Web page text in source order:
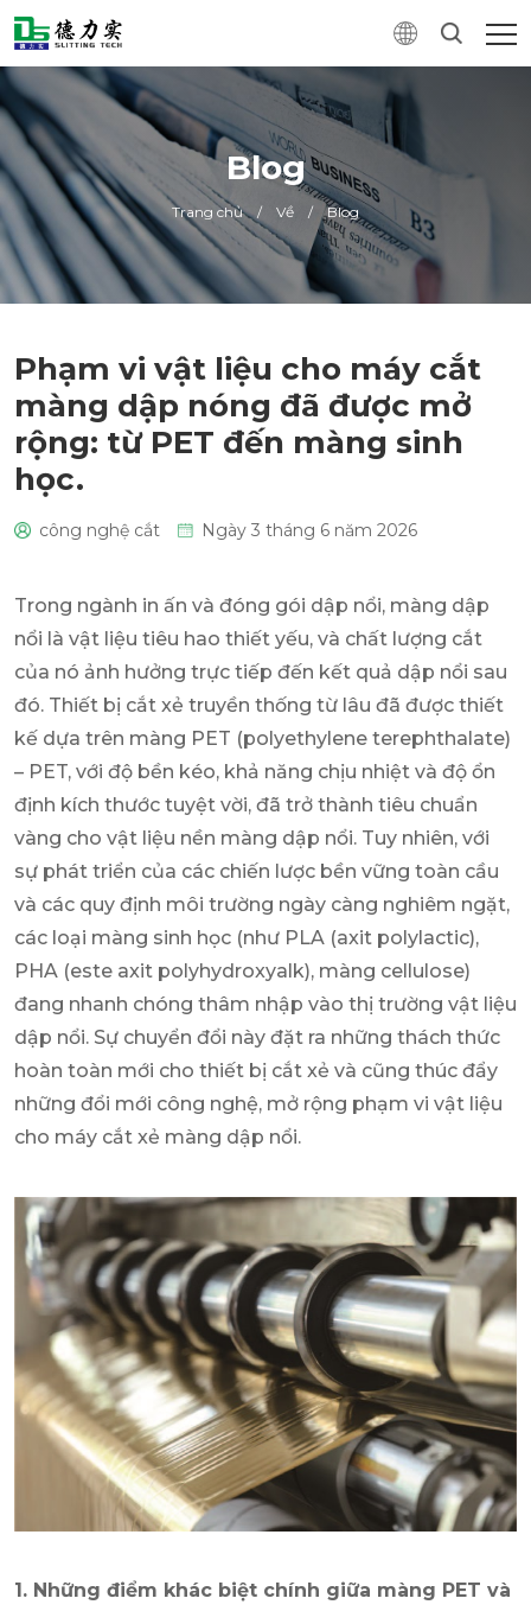
Blog
Trang chủ / Về / Blog
Phạm vi vật liệu cho máy cắt
màng dập nóng đã được mở
rộng: từ PET đến màng sinh
học.
công nghệ cắt Ngày 3 tháng 6 năm 2026
Trong ngành in ấn và đóng gói dập nổi, màng dập
nổi là vật liệu tiêu hao thiết yếu, và chất lượng cắt
của nó ảnh hưởng trực tiếp đến kết quả dập nổi sau
đó. Thiết bị cắt xẻ truyền thống từ lâu đã được thiết
kế dựa trên màng PET (polyethylene terephthalate)
– PET, với độ bền kéo, khả năng chịu nhiệt và độ ổn
định kích thước tuyệt vời, đã trở thành tiêu chuẩn
vàng cho vật liệu nền màng dập nổi. Tuy nhiên, với
sự phát triển của các chiến lược bền vững toàn cầu
và các quy định môi trường ngày càng nghiêm ngặt,
các loại màng sinh học (như PLA (axit polylactic),
PHA (este axit polyhydroxyalk), màng cellulose)
đang nhanh chóng thâm nhập vào thị trường vật liệu
dập nổi. Sự chuyển đổi này đặt ra những thách thức
hoàn toàn mới cho thiết bị cắt xẻ và cũng thúc đẩy
những đổi mới công nghệ, mở rộng phạm vi vật liệu
cho máy cắt xẻ màng dập nổi.
1. Những điểm khác biệt chính giữa màng PET và